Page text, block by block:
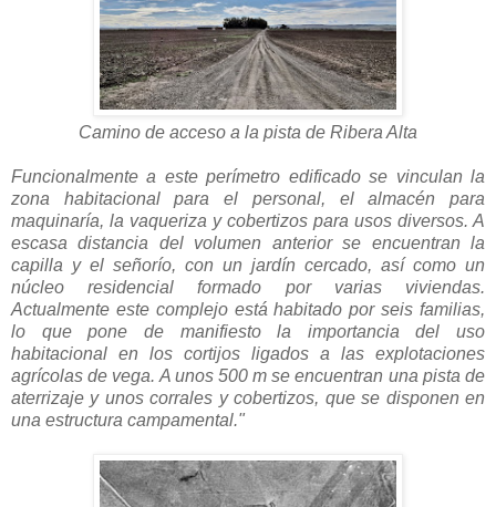
Camino de acceso a la pista de Ribera Alta
Funcionalmente a este perímetro edificado se vinculan la
zona habitacional para el personal, el almacén para
maquinaría, la vaqueriza y cobertizos para usos diversos. A
escasa distancia del volumen anterior se encuentran la
capilla y el señorío, con un jardín cercado, así como un
núcleo residencial formado por varias viviendas.
Actualmente este complejo está habitado por seis familias,
lo que pone de manifiesto la importancia del uso
habitacional en los cortijos ligados a las explotaciones
agrícolas de vega. A unos 500 m se encuentran una pista de
aterrizaje y unos corrales y cobertizos, que se disponen en
una estructura campamental."